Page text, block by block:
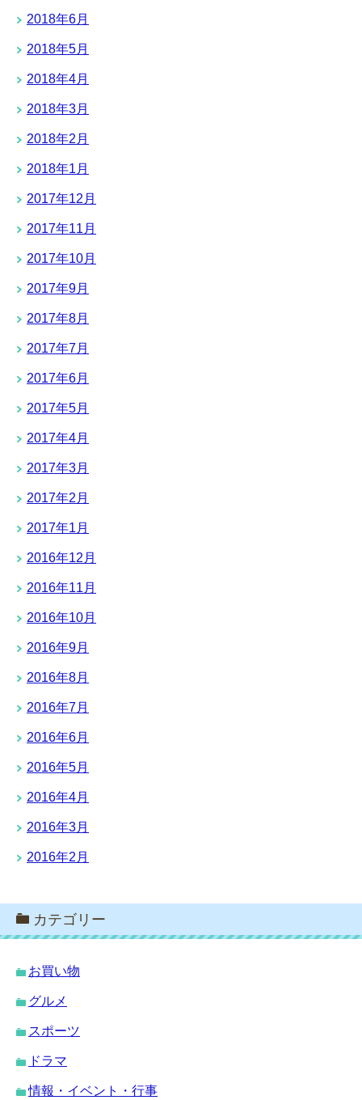
2018年6月
2018年5月
2018年4月
2018年3月
2018年2月
2018年1月
2017年12月
2017年11月
2017年10月
2017年9月
2017年8月
2017年7月
2017年6月
2017年5月
2017年4月
2017年3月
2017年2月
2017年1月
2016年12月
2016年11月
2016年10月
2016年9月
2016年8月
2016年7月
2016年6月
2016年5月
2016年4月
2016年3月
2016年2月
カテゴリー
お買い物
グルメ
スポーツ
ドラマ
情報・イベント・行事